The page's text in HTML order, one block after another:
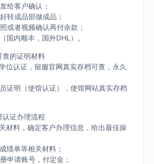
给客户确认；
转成品部做成品；
或者视频确认再付余款；
国内顺丰，国外DHL）。
查的证明材料
位认证，留服官网真实存档可查，永久
证明（使馆认证），使馆网站真实存档
认证办理流程
材料，确定客户办理信息，给出最佳操
绩单等相关材料；
申请账号，付定金；